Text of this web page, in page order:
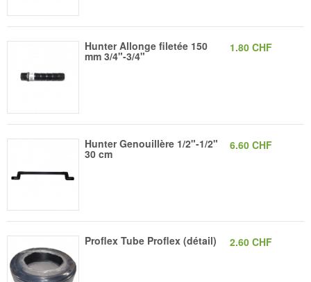
Hunter Allonge filetée 150
mm 3/4"-3/4"
1.80 CHF
Hunter Genouillère 1/2"-1/2"
30 cm
6.60 CHF
Proflex Tube Proflex (détail) 2.60 CHF